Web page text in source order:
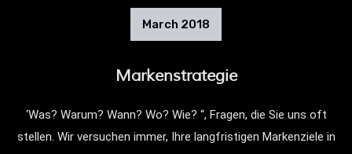
March 2018
Markenstrategie
‘Was? Warum? Wann? Wo? Wie? “, Fragen, die Sie uns oft
stellen. Wir versuchen immer, Ihre langfristigen Markenziele in